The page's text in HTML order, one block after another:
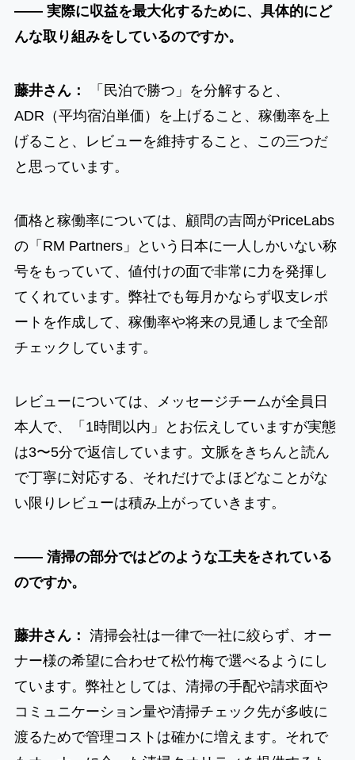
―― 実際に収益を最大化するために、具体的にど
んな取り組みをしているのですか。
藤井さん：
「民泊で勝つ」を分解すると、
ADR（平均宿泊単価）を上げること、稼働率を上
げること、レビューを維持すること、この三つだ
と思っています。
価格と稼働率については、顧問の吉岡がPriceLabs
の「RM Partners」という日本に一人しかいない称
号をもっていて、値付けの面で非常に力を発揮し
てくれています。弊社でも毎月かならず収支レポ
ートを作成して、稼働率や将来の見通しまで全部
チェックしています。
レビューについては、メッセージチームが全員日
本人で、「1時間以内」とお伝えしていますが実態
は3〜5分で返信しています。文脈をきちんと読ん
で丁寧に対応する、それだけでよほどなことがな
い限りレビューは積み上がっていきます。
―― 清掃の部分ではどのような工夫をされている
のですか。
藤井さん： 清掃会社は一律で一社に絞らず、オー
ナー様の希望に合わせて松竹梅で選べるようにし
ています。弊社としては、清掃の手配や請求面や
コミュニケーション量や清掃チェック先が多岐に
渡るためで管理コストは確かに増えます。それで